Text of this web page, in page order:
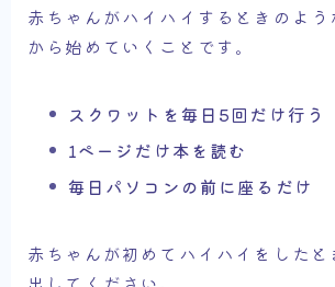
赤ちゃんがハイハイするときのよう
から始めていくことです。
スクワットを毎日5回だけ行う
1ページだけ本を読む
毎日パソコンの前に座るだけ
赤ちゃんが初めてハイハイをしたと